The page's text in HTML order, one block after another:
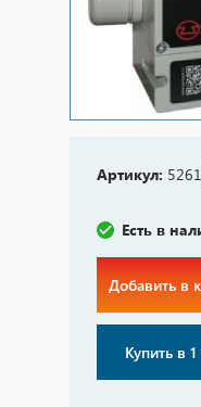
Артикул: 5261
Есть в
Добавить в
Купить в